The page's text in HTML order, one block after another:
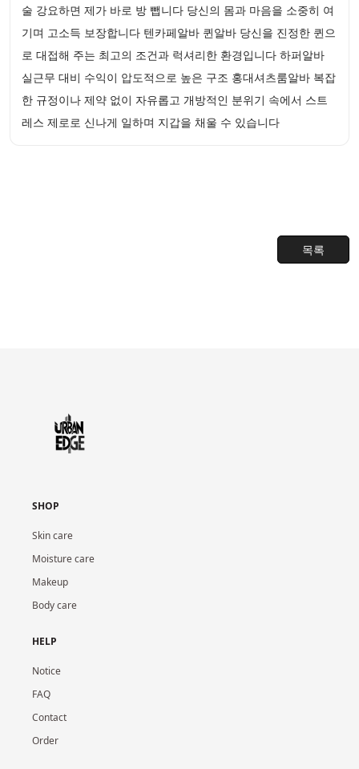
술 강요하면 제가 바로 방 뺍니다 당신의 몸과 마음을 소중히 여
기며 고소득 보장합니다 텐카페알바 퀸알바 당신을 진정한 퀸으
로 대접해 주는 최고의 조건과 럭셔리한 환경입니다 하퍼알바
실근무 대비 수익이 압도적으로 높은 구조 홍대셔츠룸알바 복잡
한 규정이나 제약 없이 자유롭고 개방적인 분위기 속에서 스트
레스 제로로 신나게 일하며 지갑을 채울 수 있습니다
목록
SHOP
Skin care
Moisture care
Makeup
Body care
HELP
Notice
FAQ
Contact
Order